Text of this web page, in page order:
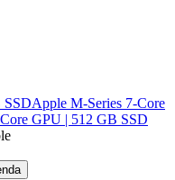
SSDApple M-Series 7-Core
GPU | 512 GB SSD